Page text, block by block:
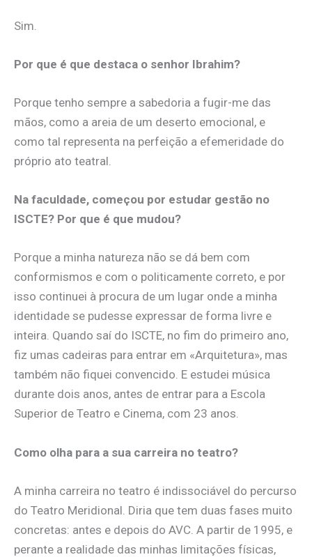
Sim.
Por que é que destaca o senhor Ibrahim?
Porque tenho sempre a sabedoria a fugir-me das
mãos, como a areia de um deserto emocional, e
como tal representa na perfeição a efemeridade do
próprio ato teatral.
Na faculdade, começou por estudar gestão no
ISCTE? Por que é que mudou?
Porque a minha natureza não se dá bem com
conformismos e com o politicamente correto, e por
isso continuei à procura de um lugar onde a minha
identidade se pudesse expressar de forma livre e
inteira. Quando saí do ISCTE, no fim do primeiro ano,
fiz umas cadeiras para entrar em «Arquitetura», mas
também não fiquei convencido. E estudei música
durante dois anos, antes de entrar para a Escola
Superior de Teatro e Cinema, com 23 anos.
Como olha para a sua carreira no teatro?
A minha carreira no teatro é indissociável do percurso
do Teatro Meridional. Diria que tem duas fases muito
concretas: antes e depois do AVC. A partir de 1995, e
perante a realidade das minhas limitações físicas,